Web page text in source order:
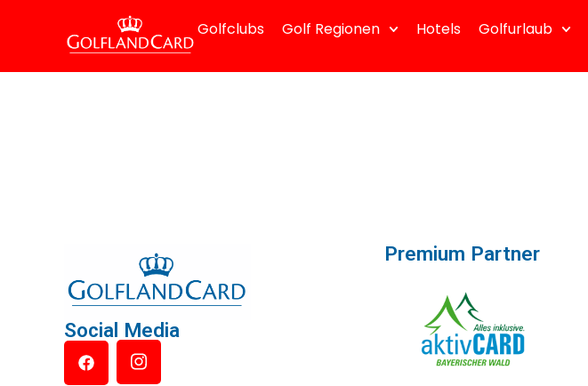
Golfclubs Golf Regionen Hotels Golfurlaub
Social Media
Premium Partner